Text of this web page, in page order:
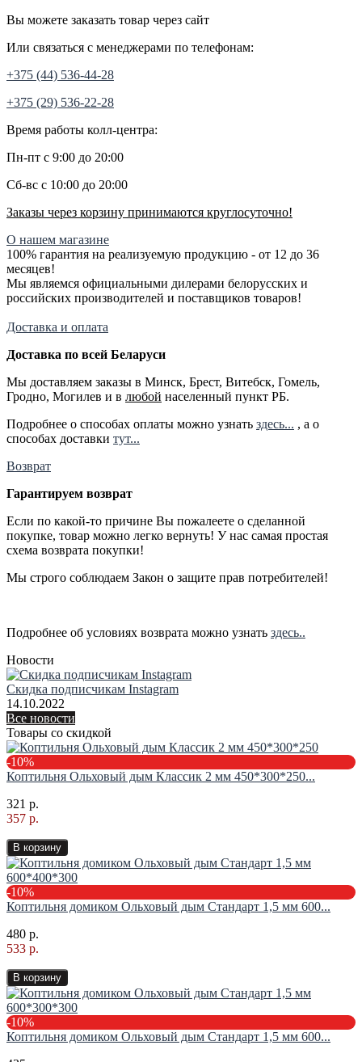
Вы можете заказать товар через сайт
Или связаться с менеджерами по телефонам:
+375 (44) 536-44-28
+375 (29) 536-22-28
Время работы колл-центра:
Пн-пт с 9:00 до 20:00
Сб-вс с 10:00 до 20:00
Заказы через корзину принимаются круглосуточно!
О нашем магазине
100% гарантия на реализуемую продукцию - от 12 до 36
месяцев!
Мы являемся официальными дилерами белорусских и
российских производителей и поставщиков товаров!
Доставка и оплата
Доставка по всей Беларуси
Мы доставляем заказы в Минск, Брест, Витебск, Гомель,
Гродно, Могилев и в любой населенный пункт РБ.
Подробнее о способах оплаты можно узнать здесь... , а о
способах доставки тут...
Возврат
Гарантируем возврат
Если по какой-то причине Вы пожалеете о сделанной
покупке, товар можно легко вернуть! У нас самая простая
схема возврата покупки!
Мы строго соблюдаем Закон о защите прав потребителей!
Подробнее об условиях возврата можно узнать здесь..
Новости
Скидка подписчикам Instagram
14.10.2022
Все новости
Товары со скидкой
-10%
Коптильня Ольховый дым Классик 2 мм 450*300*250...
321 р.
357 р.
В корзину
-10%
Коптильня домиком Ольховый дым Стандарт 1,5 мм 600...
480 р.
533 р.
В корзину
-10%
Коптильня домиком Ольховый дым Стандарт 1,5 мм 600...